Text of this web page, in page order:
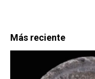
Más reciente